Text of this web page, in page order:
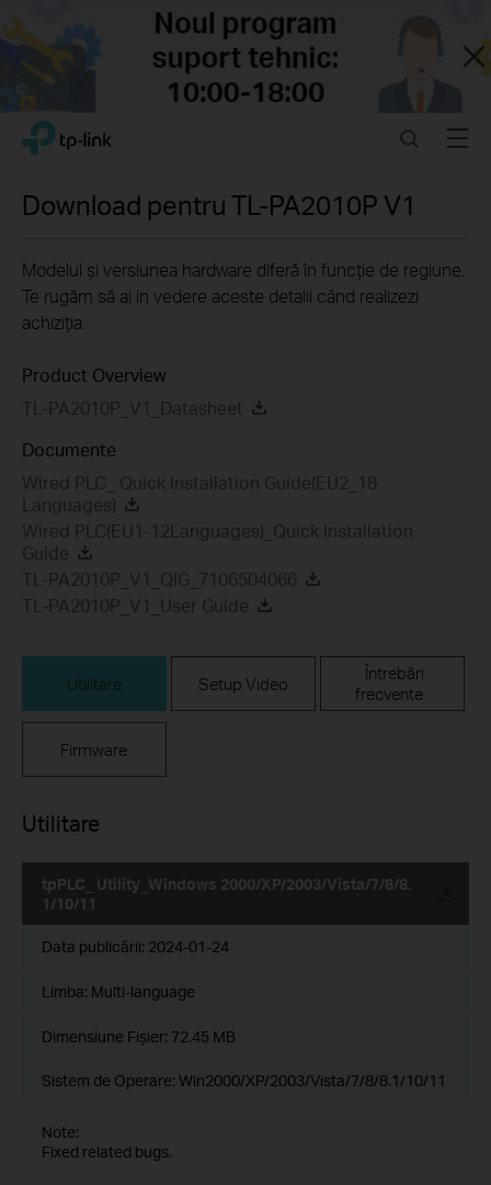
Close
Click
navigation
TP-Link, Reliably Smart SearchMenu
Download pentruTL-PA2010P V1
Modelul și versiunea hardware diferă în funcție de regiune.
Te rugăm să ai in vedere aceste detalii când realizezi
achiziția.
Product Overview
TL-PA2010P_V1_Datasheet
Documente
Wired PLC_ Quick Installation Guide(EU2_18
Languages)
Wired PLC(EU1-12Languages)_Quick Installation
Guide
TL-PA2010P_V1_QIG_7106504066
TL-PA2010P_V1_User Guide
Utilitare Setup Video
Întrebări
frecvente
Firmware
Utilitare
tpPLC_ Utility_Windows 2000/XP/2003/Vista/7/8/8.
1/10/11
Data publicării: 2024-01-24
Limba: Multi-language
Dimensiune Fişier: 72.45 MB
Sistem de Operare: Win2000/XP/2003/Vista/7/8/8.1/10/11
Note:
Fixed related bugs.